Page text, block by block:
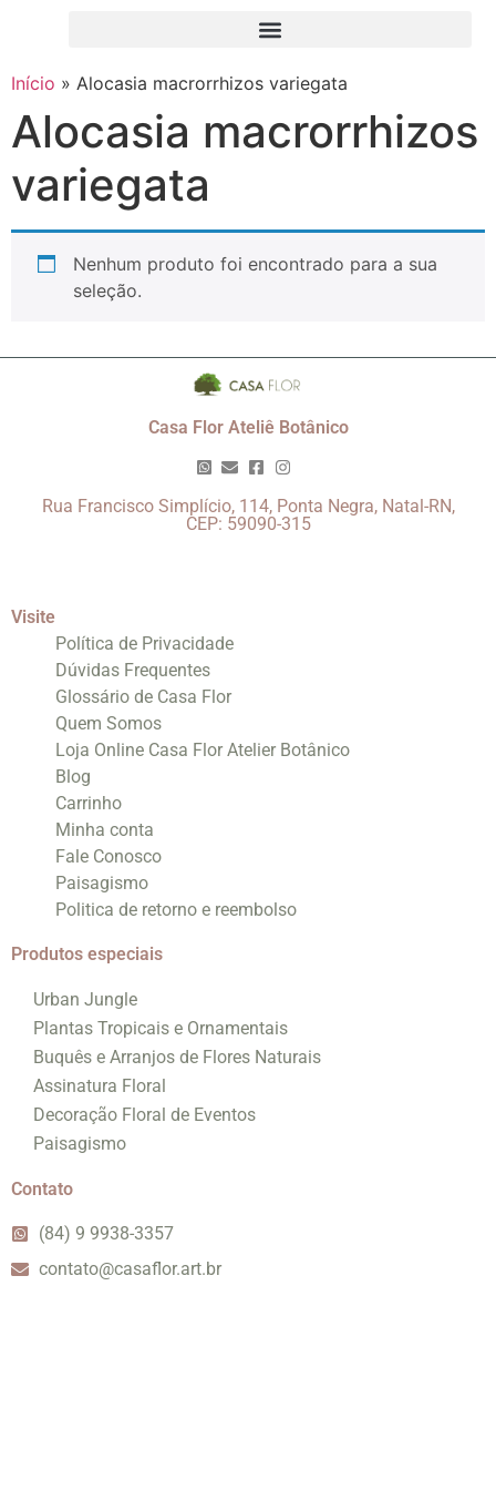
Início » Alocasia macrorrhizos variegata
Alocasia macrorrhizos
variegata
Nenhum produto foi encontrado para a sua
seleção.
Casa Flor Ateliê Botânico
Rua Francisco Simplício, 114, Ponta Negra, Natal-RN,
CEP: 59090-315
Visite
Política de Privacidade
Dúvidas Frequentes
Glossário de Casa Flor
Quem Somos
Loja Online Casa Flor Atelier Botânico
Blog
Carrinho
Minha conta
Fale Conosco
Paisagismo
Politica de retorno e reembolso
Produtos especiais
Urban Jungle
Plantas Tropicais e Ornamentais
Buquês e Arranjos de Flores Naturais
Assinatura Floral
Decoração Floral de Eventos
Paisagismo
Contato
(84) 9 9938-3357
contato@casaflor.art.br